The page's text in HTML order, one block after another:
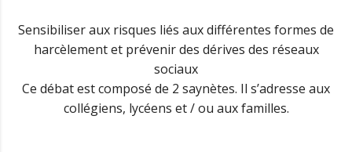
Sensibiliser aux risques liés aux différentes formes de
harcèlement et prévenir des dérives des réseaux
sociaux
Ce débat est composé de 2 saynètes. Il s’adresse aux
collégiens, lycéens et / ou aux familles.